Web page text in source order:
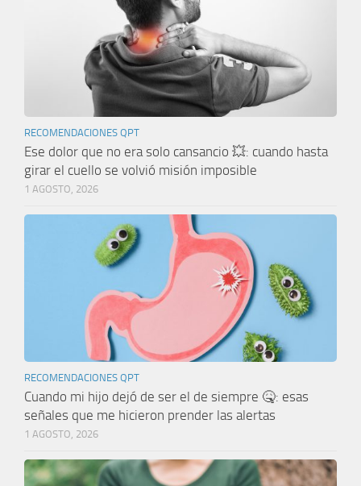
RECOMENDACIONES QPT
Ese dolor que no era solo cansancio 💥: cuando hasta
girar el cuello se volvió misión imposible
1 AGOSTO, 2026
RECOMENDACIONES QPT
Cuando mi hijo dejó de ser el de siempre 🤒: esas
señales que me hicieron prender las alertas
1 AGOSTO, 2026